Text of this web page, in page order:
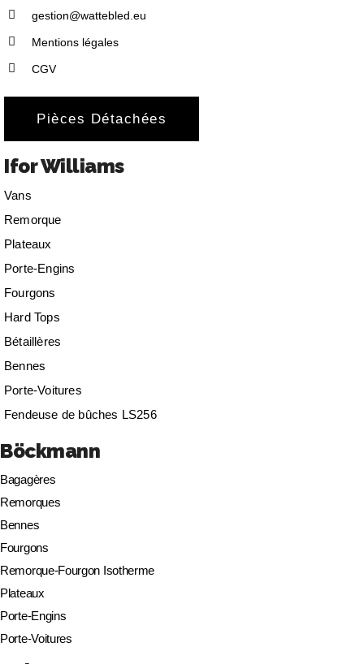
gestion@wattebled.eu
Mentions légales
CGV
Pièces Détachées
Ifor Williams
Vans
Remorque
Plateaux
Porte-Engins
Fourgons
Hard Tops
Bétaillères
Bennes
Porte-Voitures
Fendeuse de bûches LS256
Böckmann
Bagagères
Remorques
Bennes
Fourgons
Remorque-Fourgon Isotherme
Plateaux
Porte-Engins
Porte-Voitures